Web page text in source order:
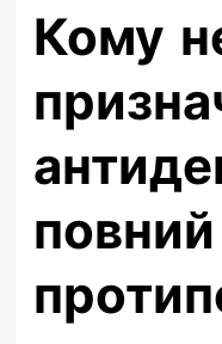
Кому
повний